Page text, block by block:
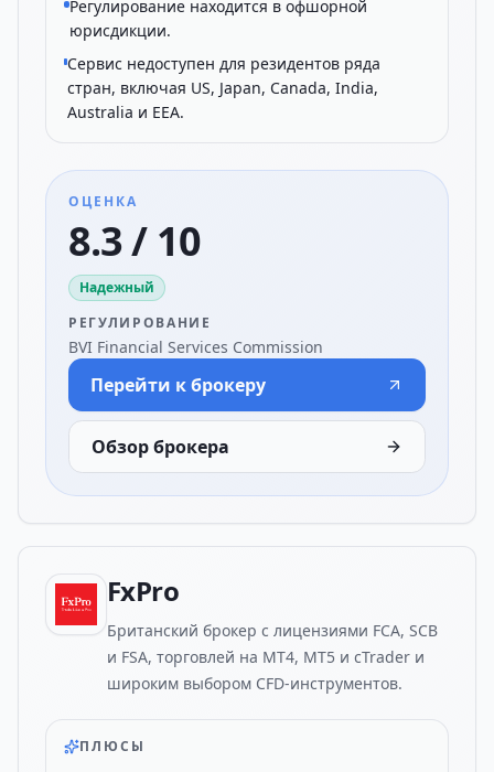
Регулирование находится в офшорной
юрисдикции.
Сервис недоступен для резидентов ряда
стран, включая US, Japan, Canada, India,
Australia и EEA.
ОЦЕНКА
8.3 / 10
Надежный
РЕГУЛИРОВАНИЕ
BVI Financial Services Commission
Перейти к брокеру
Обзор брокера
FxPro
Британский брокер с лицензиями FCA, SCB
и FSA, торговлей на MT4, MT5 и cTrader и
широким выбором CFD-инструментов.
ПЛЮСЫ